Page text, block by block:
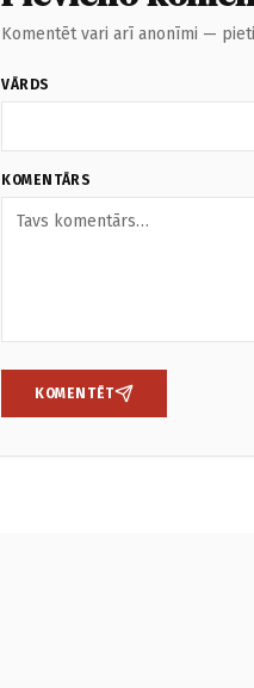
Komentēt vari arī anonīmi —
VĀRDS
KOMENTĀRS
KOMENTĒT